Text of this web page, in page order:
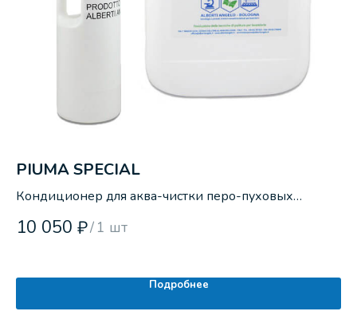
PIUMA SPECIAL
Кондиционер для аква-чистки перо-пуховых
10 050 ₽/ 1 шт
Подробнее